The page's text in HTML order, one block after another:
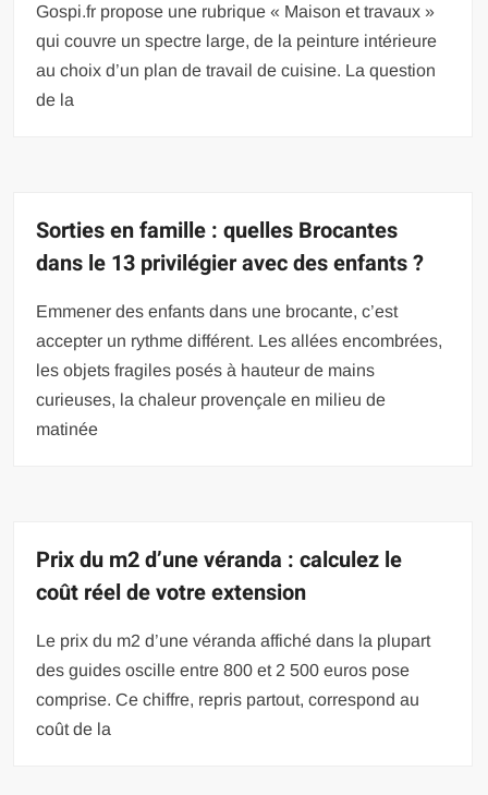
Gospi.fr propose une rubrique « Maison et travaux »
qui couvre un spectre large, de la peinture intérieure
au choix d’un plan de travail de cuisine. La question
de la
Sorties en famille : quelles Brocantes
dans le 13 privilégier avec des enfants ?
Emmener des enfants dans une brocante, c’est
accepter un rythme différent. Les allées encombrées,
les objets fragiles posés à hauteur de mains
curieuses, la chaleur provençale en milieu de
matinée
Prix du m2 d’une véranda : calculez le
coût réel de votre extension
Le prix du m2 d’une véranda affiché dans la plupart
des guides oscille entre 800 et 2 500 euros pose
comprise. Ce chiffre, repris partout, correspond au
coût de la